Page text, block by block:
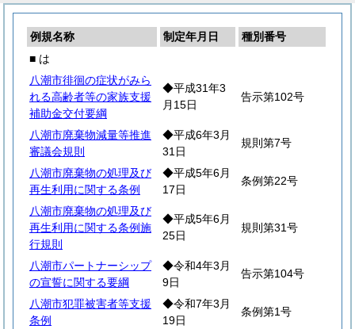
例規名称 制定年月日
種別番号
■ は
八潮市徘徊の症状がみら
れる高齢者等の家族支援
補助金交付要綱
◆平成31年3
月15日
告示第102号
八潮市廃棄物減量等推進
審議会規則
◆平成6年3月
31日
規則第7号
八潮市廃棄物の処理及び
再生利用に関する条例
◆平成5年6月
17日
条例第22号
八潮市廃棄物の処理及び
再生利用に関する条例施
行規則
◆平成5年6月
25日
規則第31号
八潮市パートナーシップ
の宣誓に関する要綱
◆令和4年3月
9日
告示第104号
八潮市犯罪被害者等支援
条例
◆令和7年3月
19日
条例第1号